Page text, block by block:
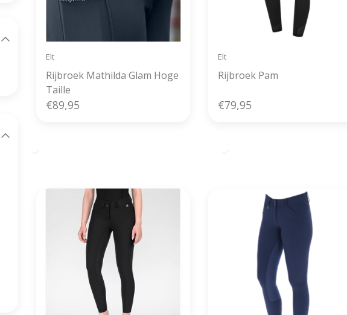
Elt
Rijbroek Mathilda Glam Hoge
Taille
€89,95
Elt
Rijbroek Pam
€79,95